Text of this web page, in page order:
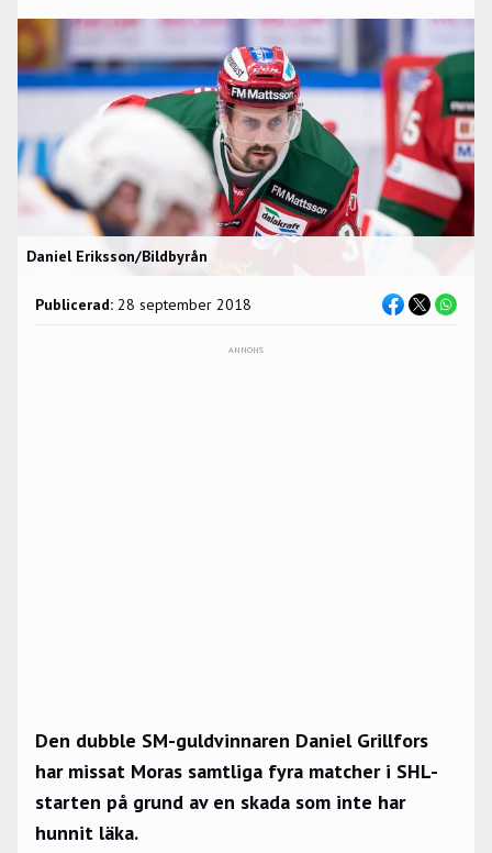
Daniel Eriksson/Bildbyrån
Publicerad: 28 september 2018
ANNONS
Den dubble SM-guldvinnaren Daniel Grillfors
har missat Moras samtliga fyra matcher i SHL-
starten på grund av en skada som inte har
hunnit läka.